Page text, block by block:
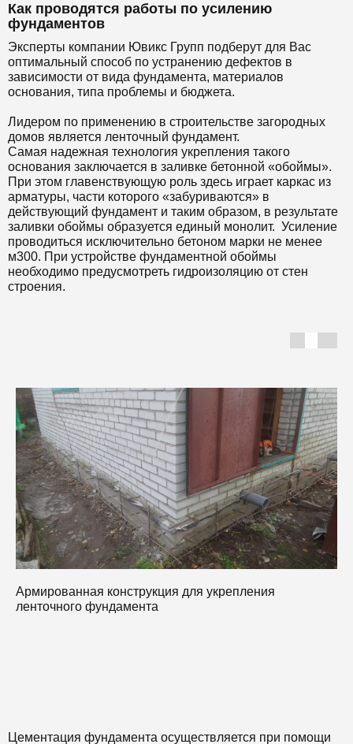
Как проводятся работы по усилению
фундаментов
Эксперты компании Ювикс Групп подберут для Вас
оптимальный способ по устранению дефектов в
зависимости от вида фундамента, материалов
основания, типа проблемы и бюджета.
Лидером по применению в строительстве загородных
домов является ленточный фундамент.
Самая надежная технология укрепления такого
основания заключается в заливке бетонной «обоймы».
При этом главенствующую роль здесь играет каркас из
арматуры, части которого «забуриваются» в
действующий фундамент и таким образом, в результате
заливки обоймы образуется единый монолит. Усиление
проводиться исключительно бетоном марки не менее
м300. При устройстве фундаментной обоймы
необходимо предусмотреть гидроизоляцию от стен
строения.
Армированная конструкция для укрепления
ленточного фундамента
Цементация фундамента осуществляется при помощи